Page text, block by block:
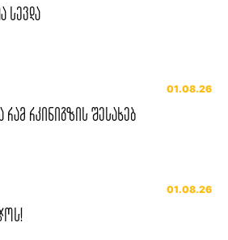
სევდა
01.08.26
რკინიგზის შესახებ
01.08.26